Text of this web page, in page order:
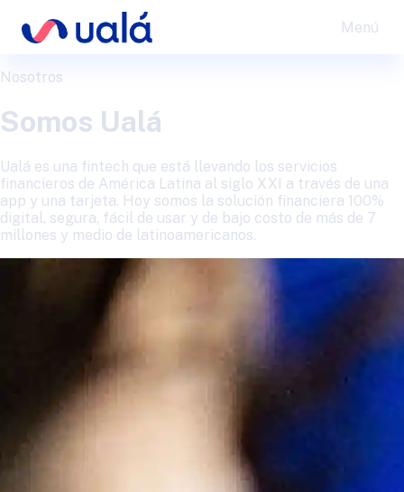
Menú
Nosotros
Somos Ualá
Ualá es una fintech que está llevando los servicios
financieros de América Latina al siglo XXI a través de una
app y una tarjeta. Hoy somos la solución financiera 100%
digital, segura, fácil de usar y de bajo costo de más de 7
millones y medio de latinoamericanos.